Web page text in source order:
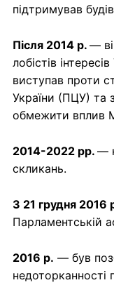
підтримував
Після 2014 р. —
лобістів
виступав проти
України (ПЦУ) та
обмежити вплив
2014-2022 рр. —
скликань.
З 21 грудня 2016
Парламентській
2016 р. — був
недоторканності